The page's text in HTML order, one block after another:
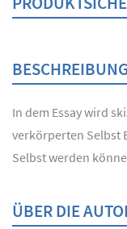
BESCHREIBUNG
In dem Essay wird
verkörperten Selbst
Selbst werden
ÜBER DIE